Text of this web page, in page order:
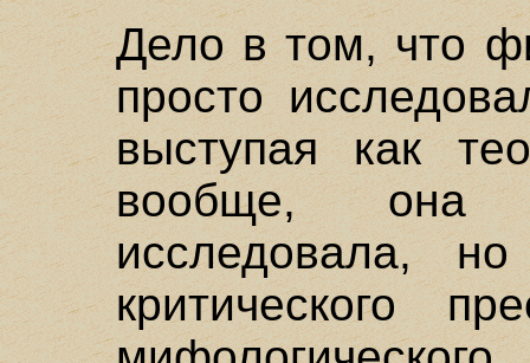
Дело в том, что
просто
выступая как
вообще, она
исследовала,
критического